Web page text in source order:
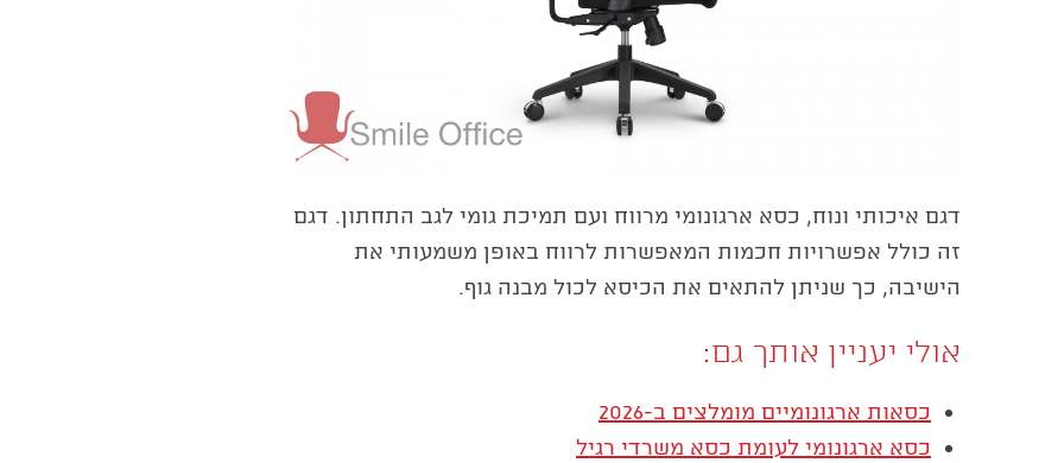
דגם איכותי ונוח, כסא ארגונומי מרווח ועם תמיכת גומי לגב התחתון. דגם
זה כולל אפשרויות חכמות המאפשרות לרווח באופן משמעותי את
הישיבה, כך שניתן להתאים את הכיסא לכול מבנה גוף.
אולי יעניין אותך גם:
כסאות ארגונומיים מומלצים ב-2026
כסא ארגונומי לעומת כסא משרדי רגיל